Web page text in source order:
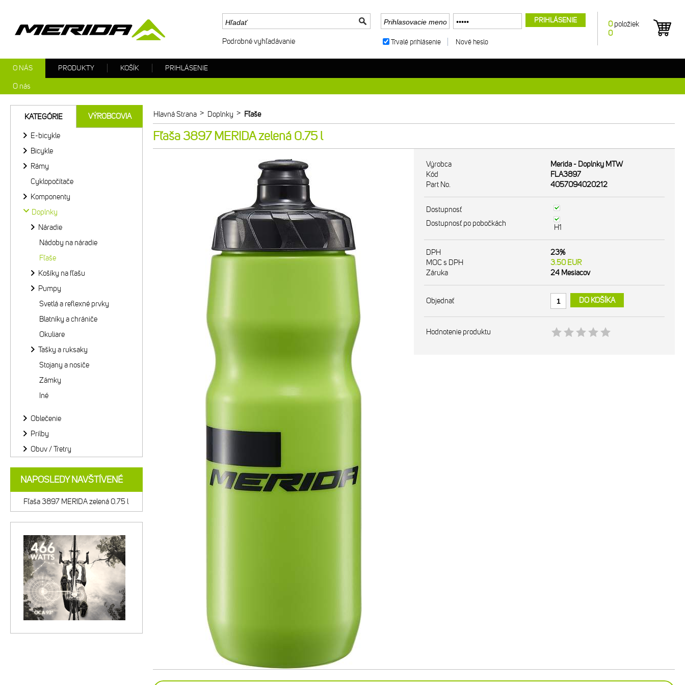
Hlavná Strana > Doplnky > Fľaše
Fľaša 3897 MERIDA zelená 0.75 l
Výrobca
Merida - Doplnky MTW
Kód
FLA3897
Part No.
4057094020212
Dostupnosť
Dostupnosť po pobočkách
H1
DPH
23%
MOC s DPH
3.50EUR
Záruka
24 Mesiacov
Objednať DO KOŠÍKA
Hodnotenie produktu
KATEGÓRIE VÝROBCOVIA
E-bicykle
Bicykle
Rámy
Cyklopočítače
Komponenty
Doplnky
Náradie
Nádoby na náradie
Fľaše
Košíky na fľašu
Pumpy
Svetlá a reflexné prvky
Blatníky a chrániče
Okuliare
Tašky a ruksaky
Stojany a nosiče
Zámky
Iné
Oblečenie
Prilby
Obuv / Tretry
NAPOSLEDY NAVŠTÍVENÉ
Fľaša 3897 MERIDA zelená 0.75 l
Podrobné vyhľadávanie
O NÁS
O nás
PRODUKTY KOŠÍK PRIHLÁSENIE
0 položiek
0
PRIHLÁSENIE
Trvalé prihlásenie Nové heslo